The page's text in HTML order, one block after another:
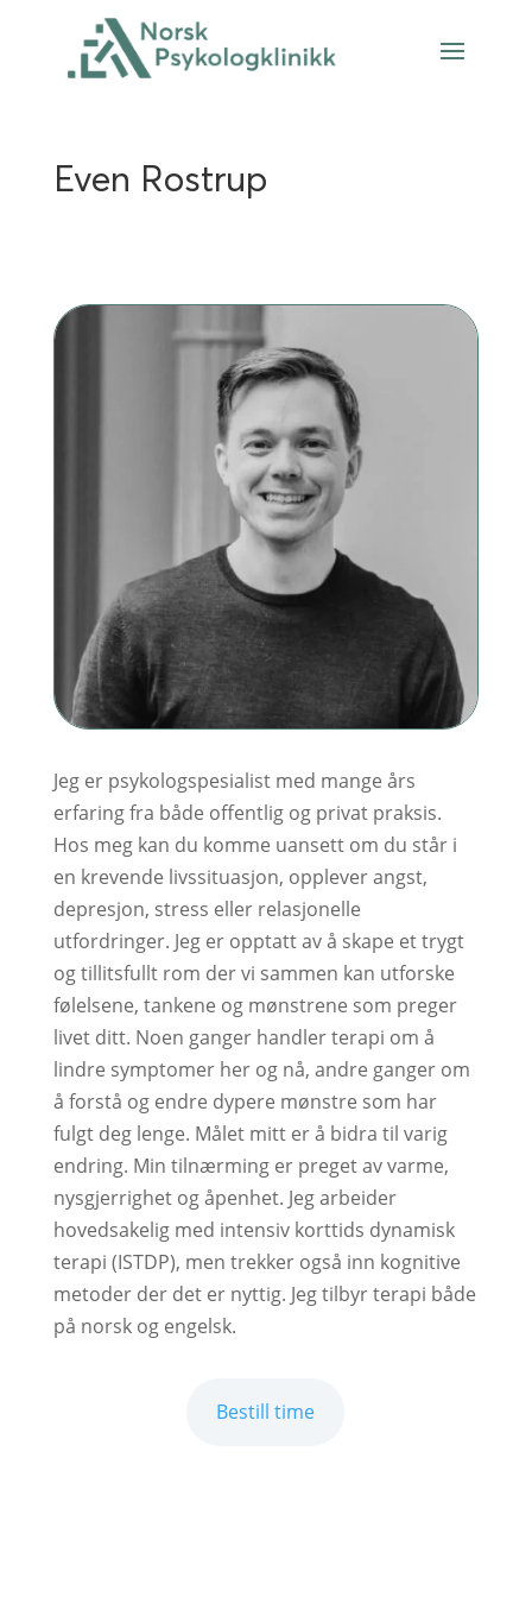
Even Rostrup
Jeg er psykologspesialist med mange års
erfaring fra både offentlig og privat praksis.
Hos meg kan du komme uansett om du står i
en krevende livssituasjon, opplever angst,
depresjon, stress eller relasjonelle
utfordringer. Jeg er opptatt av å skape et trygt
og tillitsfullt rom der vi sammen kan utforske
følelsene, tankene og mønstrene som preger
livet ditt. Noen ganger handler terapi om å
lindre symptomer her og nå, andre ganger om
å forstå og endre dypere mønstre som har
fulgt deg lenge. Målet mitt er å bidra til varig
endring. Min tilnærming er preget av varme,
nysgjerrighet og åpenhet. Jeg arbeider
hovedsakelig med intensiv korttids dynamisk
terapi (ISTDP), men trekker også inn kognitive
metoder der det er nyttig. Jeg tilbyr terapi både
på norsk og engelsk.
Bestill time